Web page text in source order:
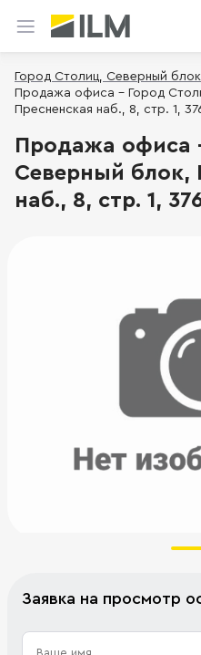
Город Столиц, Северный блок
Продажа офиса - Город
Пресненская наб., 8, стр. 1,
Продажа офиса
Северный блок,
наб., 8, стр. 1,
Заявка на просмотр